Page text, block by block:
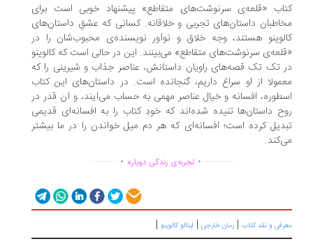
«قلعه‌ی سرنوشت‌های متقاطع» پیشنهاد خوبی است برای
داستان‌های تجربی و خلاقانه. کسانی که عشقِ داستان‌های
هستند، وجه خلاق و نوآور نویسنده‌ی محبوب‌شان را در
سرنوشت‌های متقاطع» می‌بینند. این در حالی است که کالوینو
تک تک قصه‌های راویان داستانش، عناصر جذاب و شیرینی را که
از او سراغ داریم، گنجانده است. در داستان‌های این کتاب
افسانه و خیال عناصر مهمی به حساب می‌آیند، و آن قدر در
داستان‌ها تنیده شده‌اند که خودِ کتاب را به افسانه‌ای قدیمی
کرده است؛ افسانه‌ای که هر دم میل خواندن را در ما بیشتر
...............
. تجربه‌ی زندگی دوباره.
..............
و نقد کتاب|رمان خارجی|ایتالو کالوینو|